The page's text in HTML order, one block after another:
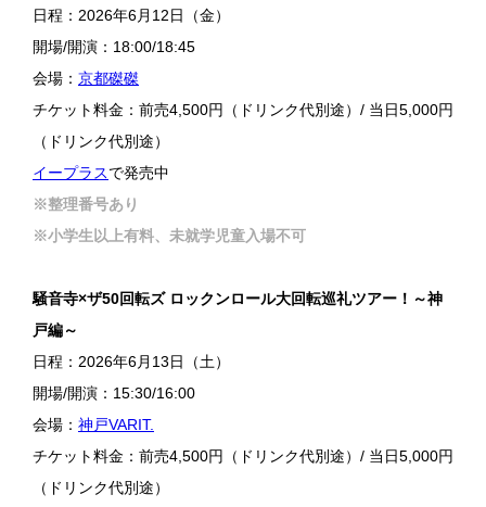
日程：2026年6月12日（金）
開場/開演：18:00/18:45
会場： 京都磔磔
チケット料金：前売4,500円（ドリンク代別途）/ 当日5,000円
（ドリンク代別途）
イープラスで発売中
※整理番号あり
※小学生以上有料、未就学児童入場不可
騒音寺×ザ50回転ズ ロックンロール大回転巡礼ツアー！～神
戸編～
日程：2026年6月13日（土）
開場/開演：15:30/16:00
会場： 神戸VARIT.
チケット料金：前売4,500円（ドリンク代別途）/ 当日5,000円
（ドリンク代別途）